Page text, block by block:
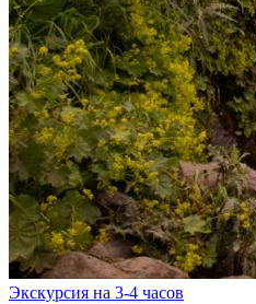
Экскурсия на 3-4 часов